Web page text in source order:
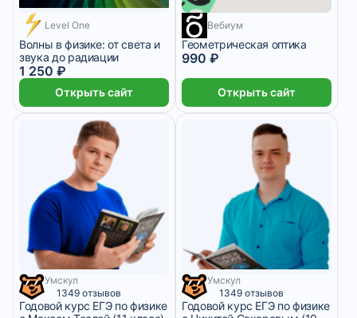
Level One
Волны в физике: от света и
звука до радиации
1 250 ₽
Открыть сайт
1 месяцВебиум
Геометрическая оптика
990 ₽
Открыть сайт
1 348 ₽/мес
Умскул
1349 отзывов
Годовой курс ЕГЭ по физике
1 073 ₽/мес
Умскул
1349 отзывов
Годовой курс ЕГЭ по физике